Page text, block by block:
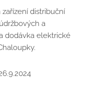
distribuční
a
dodávka elektrické